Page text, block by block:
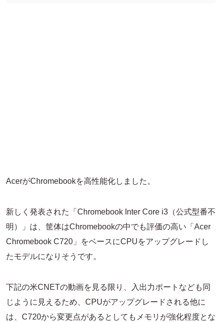
AcerがChromebookを高性能化しました。
新しく発表された「Chromebook Inter Core i3（公式型番不
明）」は、筐体はChromebookの中でも評価の高い「Acer
Chromebook C720」をベースにCPUをアップグレードし
たモデルになりそうです。
下記の米CNETの動画を見る限り、入出力ポートなども同
じように見えるため、CPUがアップグレードされる他に
は、C720から変更点があるとしてもメモリが強化程度とな